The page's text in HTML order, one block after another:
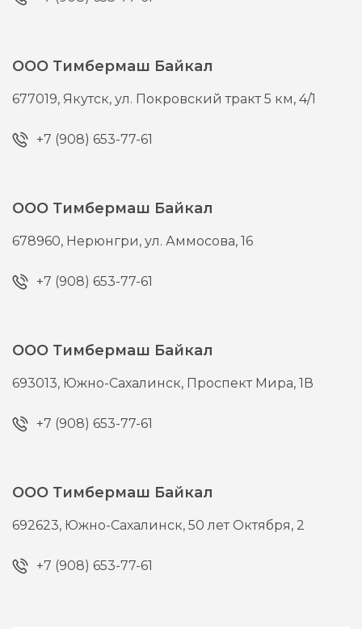
ООО Тимбермаш Байкал
677019, Якутск,ул. Покровский тракт 5 км, 4/1
+7 (908) 653-77-61
ООО Тимбермаш Байкал
678960, Нерюнгри,ул. Аммосова, 16
+7 (908) 653-77-61
ООО Тимбермаш Байкал
693013, Южно-Сахалинск, Проспект Мира, 1В
+7 (908) 653-77-61
ООО Тимбермаш Байкал
692623, Южно-Сахалинск,50 лет Октября, 2
+7 (908) 653-77-61